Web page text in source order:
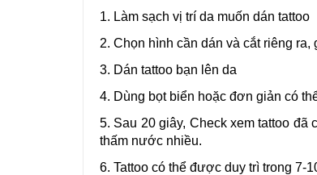
1. Làm sạch vị trí da muốn dán tattoo
2. Chọn hình cần dán và cắt riêng
3. Dán tattoo bạn lên da
4. Dùng bọt biển hoặc đơn giản có
5. Sau 20 giây, Check xem tattoo đã
thấm nước nhiều.
6. Tattoo có thể được duy trì trong 7-